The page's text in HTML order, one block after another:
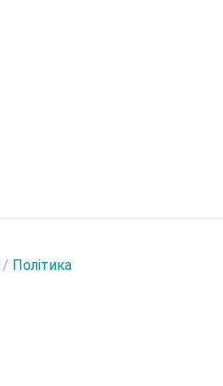
/ Політика